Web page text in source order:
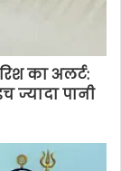
का अलर्ट:
पानी